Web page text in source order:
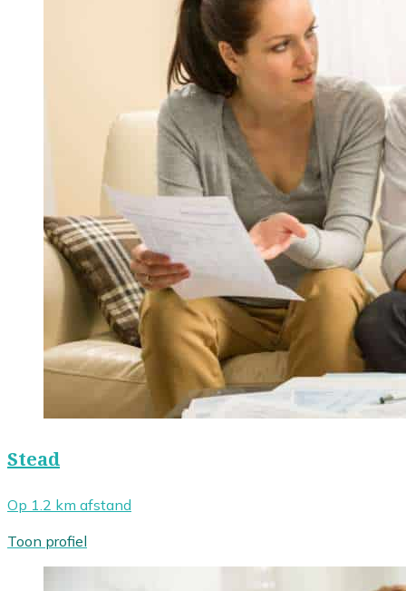
Stead
Op 1.2 km afstand
Toon profiel